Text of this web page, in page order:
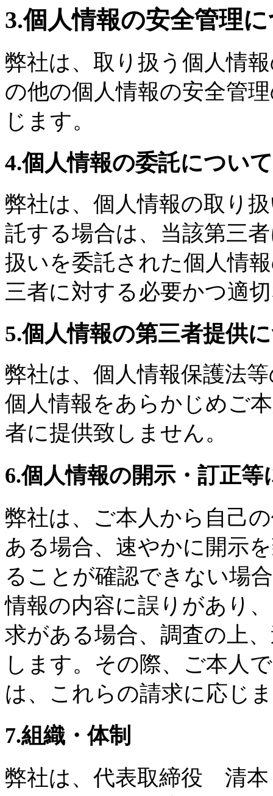
3.個人情報の安全管理
弊社は、取り扱う個人情
の他の個人情報の安全管
じます。
4.個人情報の委託について
弊社は、個人情報の取り
託する場合は、当該第三
扱いを委託された個人情
三者に対する必要かつ適
5.個人情報の第三者提供
弊社は、個人情報保護法
個人情報をあらかじめご
者に提供致しません。
6.個人情報の開示・訂正等
弊社は、ご本人から自己
ある場合、速やかに開示
ることが確認できない場
情報の内容に誤りがあり
求がある場合、調査の上
します。その際、ご本人
は、これらの請求に応じ
7.組織・体制
弊社は、代表取締役 清本